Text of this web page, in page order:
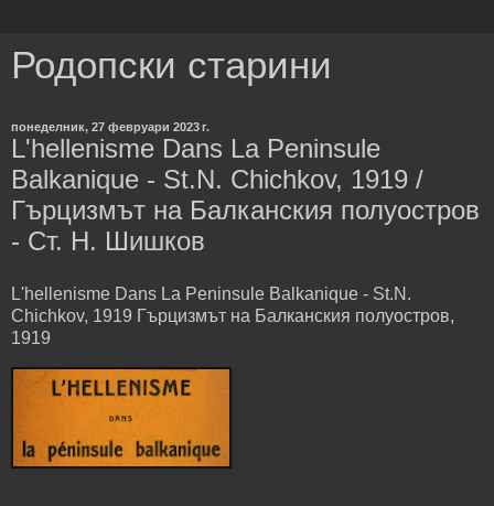
Родопски старини
понеделник, 27 февруари 2023 г.
L'hellenisme Dans La Peninsule
Balkanique - St.N. Chichkov, 1919 /
Гърцизмът на Балканския полуостров
- Ст. Н. Шишков
L'hellenisme Dans La Peninsule Balkanique - St.N.
Chichkov, 1919 Гърцизмът на Балканския полуостров,
1919